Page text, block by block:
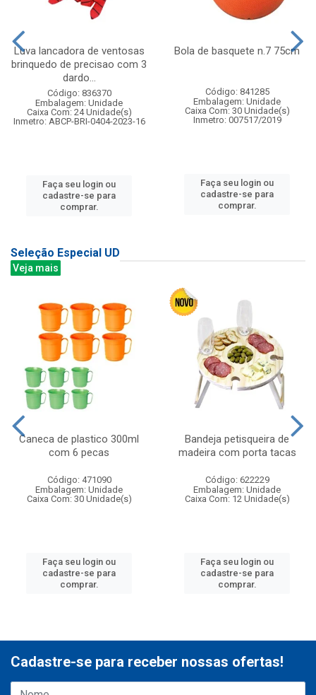
Luva lancadora de ventosas
brinquedo de precisao com 3
dardo...
Código: 836370
Embalagem: Unidade
Caixa Com: 24 Unidade(s)
Inmetro: ABCP-BRI-0404-2023-16
Faça seu login ou
cadastre-se para
comprar.
Bola de basquete n.7 75cm
Código: 841285
Embalagem: Unidade
Caixa Com: 30 Unidade(s)
Inmetro: 007517/2019
Faça seu login ou
cadastre-se para
comprar.
Seleção Especial UD
Veja mais
Caneca de plastico 300ml
com 6 pecas
Código: 471090
Embalagem: Unidade
Caixa Com: 30 Unidade(s)
Faça seu login ou
cadastre-se para
comprar.
Bandeja petisqueira de
madeira com porta tacas
Código: 622229
Embalagem: Unidade
Caixa Com: 12 Unidade(s)
Faça seu login ou
cadastre-se para
comprar.
Cadastre-se para receber nossas ofertas!